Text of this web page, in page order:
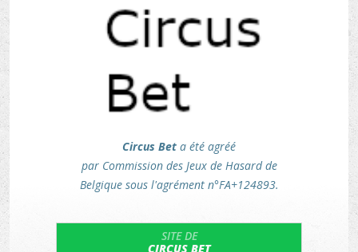
Circus Bet a été agréé
par Commission des Jeux de Hasard de
Belgique sous l'agrément n°FA+124893.
SITE DE
CIRCUS BET